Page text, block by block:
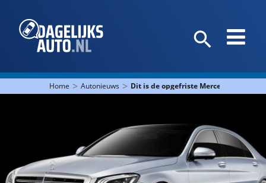
Home > Autonieuws > Dit is de opgefriste Mercedes-Benz S-